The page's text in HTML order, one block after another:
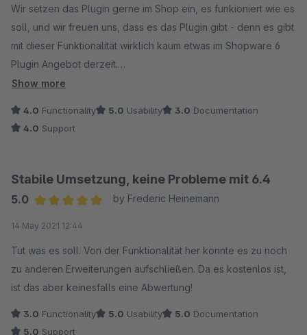
Wir setzen das Plugin gerne im Shop ein, es funkioniert wie es
soll, und wir freuen uns, dass es das Plugin gibt - denn es gibt
mit dieser Funktionalität wirklich kaum etwas im Shopware 6
Plugin Angebot derzeit.
Was z.B. sehr gut ist: Die Rubrik "Download" taucht im
Unterrubrik für den Kunden (dessen Kundengruppe)
verwenden das Plugin für Dokumente, und es gibt zweitweise
auch mal keine. Die Dokumente werden nicht über die Plugin
Einstellungen/Shop vorgenommen. Ich hätte es zwar unter
"Inhalte" gesucht, aber es ist ok so.
Dem ansonsten guten Plugin stünden vielleicht ein kleines
bisschen mehr Funktionen ganz gut, z.B. die Überschrift der
Einstellungen geändert (fix mit "Download" bezeichnet. Das
Show more
4.0 Functionality 5.0 Usability 3.0 Documentation
4.0 Support
Stabile Umsetzung, keine Probleme mit 6.4
5.0
by Frederic Heinemann
14 May 2021 12:44
Tut was es soll. Von der Funktionalität her könnte es zu noch
zu anderen Erweiterungen aufschließen. Da es kostenlos ist,
ist das aber keinesfalls eine Abwertung!
3.0 Functionality 5.0 Usability 5.0 Documentation
5.0 Support